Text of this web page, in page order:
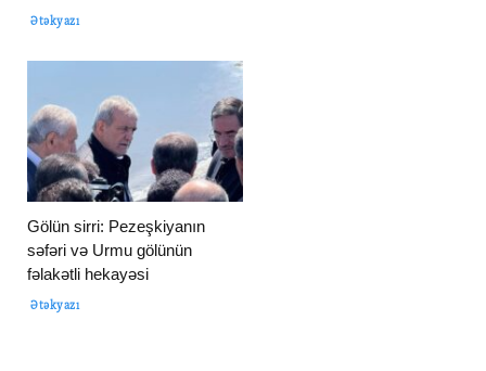
Ətəkyazı
Gölün sirri: Pezeşkiyanın
səfəri və Urmu gölünün
fəlakətli hekayəsi
Ətəkyazı